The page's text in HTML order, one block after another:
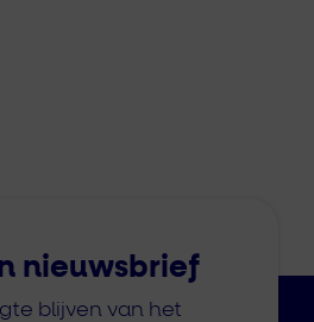
nieuwsbrief
blijven van het